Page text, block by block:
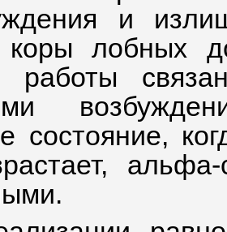
и
коры лобных
работы
состояние,